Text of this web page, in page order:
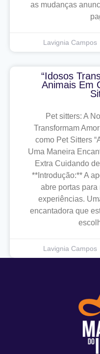
as mudanças
Lavignia Campos
“Idosos
Animais Em
Pet sitters: A
Transformam
como Pet Sitters
Uma Maneira
Extra Cuidando
**Introdução:** A
abre portas
experiências.
encantadora que
Lavignia Campos